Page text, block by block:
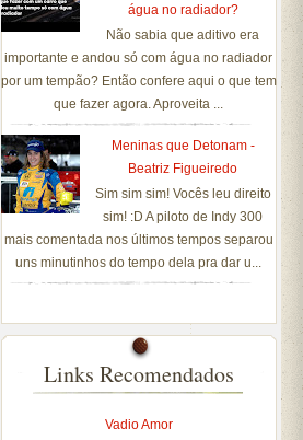
água no radiador?
Não sabia que aditivo era
importante e andou só com água no radiador
por um tempão? Então confere aqui o que tem
que fazer agora. Aproveita ...
Meninas que Detonam -
Beatriz Figueiredo
Sim sim sim! Vocês leu direito
sim! :D A piloto de Indy 300
mais comentada nos últimos tempos separou
uns minutinhos do tempo dela pra dar u...
Links Recomendados
Vadio Amor